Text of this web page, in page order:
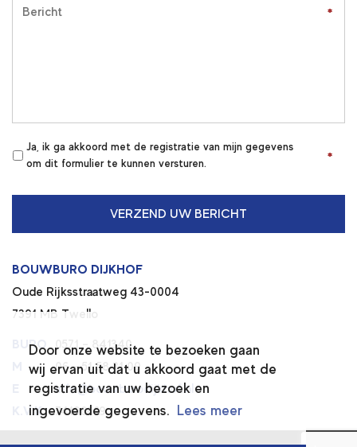
Door onze website te bezoeken gaan
wij ervan uit dat u akkoord gaat met de
registratie van uw bezoek en
ingevoerde gegevens. Lees meer
*
*
*
*
Ja, ik ga akkoord met de registratie van mijn gegevens
om dit formulier te kunnen versturen.
BOUWBURO DIJKHOF
Oude Rijksstraatweg 43-0004
7391 MB Twello
BURO 0571 – 841340
06 – 51 58 31 09
info@bouwburodijkhof.nl
K.V.K. 74196669